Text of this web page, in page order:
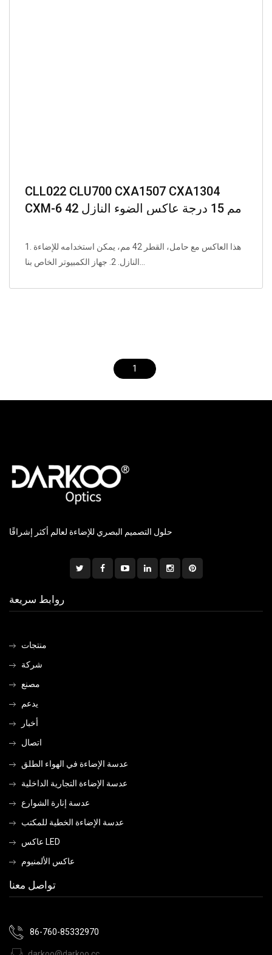
CLL022 CLU700 CXA1507 CXA1304
CXM-6 42 مم 15 درجة عاكس الضوء النازل
1. هذا العاكس مع حامل، القطر 42 مم، يمكن استخدامه للإضاءة
1
حلول التصميم البصري للإضاءة لعالم أكثر إشراقًا
روابط سريعة
منتجات
شركة
مصنع
يدعم
أخبار
اتصال
عدسة الإضاءة في الهواء الطلق
عدسة الإضاءة التجارية الداخلية
عدسة إنارة الشوارع
عدسة الإضاءة الخطية للمكتب
عاكس LED
عاكس الألمنيوم
تواصل معنا
86-760-85332970